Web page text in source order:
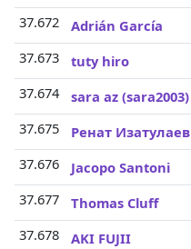
37.672
Adrián García
37.673
tuty hiro
37.674
sara az (sara2003)
37.675
Ренат Изатулаев
37.676
Jacopo Santoni
37.677
Thomas Cluff
37.678
AKI FUJII